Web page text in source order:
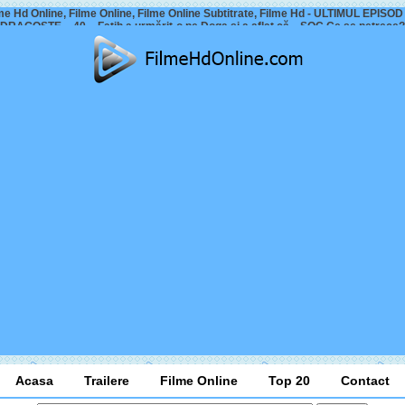
Hd Online, Filme Online, Filme Online Subtitrate, Filme Hd - ULTIMUL EPISOD
DRAGOSTE – 40 – Fatih a urmărit-o pe Doga și a aflat că…ȘOC Ce se petrece?
Acasa Trailere Filme Online Top 20 Contact